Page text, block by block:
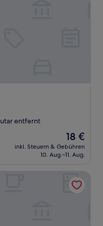
entfernt
Der
Preis
beträgt
18 €
inkl. Steuern & Gebühren
10. Aug.–11. Aug.